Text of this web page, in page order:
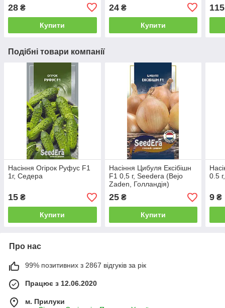
28 ₴
Купити
24₴
Купити
115
Подібні товари компанії
Насіння Огірок Руфус F1
1г, Седера
15 ₴
Купити
Насіння Цибуля Ексібішн
F1 0,5 г, Seedera (Bejo
Zaden, Голландія)
25₴
Купити
0.5
9 ₴
Про нас
99% позитивних з 2867 відгуків за рік
Працює з 12.06.2020
м. Прилуки